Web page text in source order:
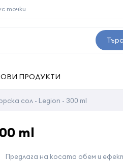
точки
ПРОДУКТИ
сол - Legion - 300 ml
ml
Предлага на косата обем и